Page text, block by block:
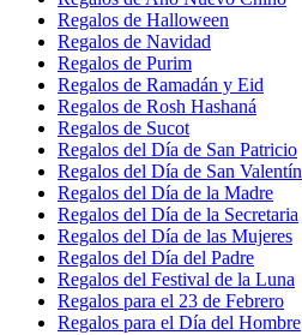
Regalos de Halloween
Regalos de Navidad
Regalos de Purim
Regalos de Ramadán y Eid
Regalos de Rosh Hashaná
Regalos de Sucot
Regalos del Día de San Patricio
Regalos del Día de San Valentín
Regalos del Día de la Madre
Regalos del Día de la Secretaria
Regalos del Día de las Mujeres
Regalos del Día del Padre
Regalos del Festival de la Luna
Regalos para el 23 de Febrero
Regalos para el Día del Hombre